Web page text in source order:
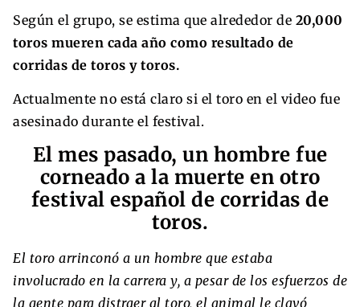
Según el grupo, se estima que alrededor de 20,000
toros mueren cada año como resultado de
corridas de toros y toros.
Actualmente no está claro si el toro en el video fue
asesinado durante el festival.
El mes pasado, un hombre fue
corneado a la muerte en otro
festival español de corridas de
toros.
El toro arrinconó a un hombre que estaba
involucrado en la carrera y, a pesar de los esfuerzos de
la gente para distraer al toro, el animal le clavó